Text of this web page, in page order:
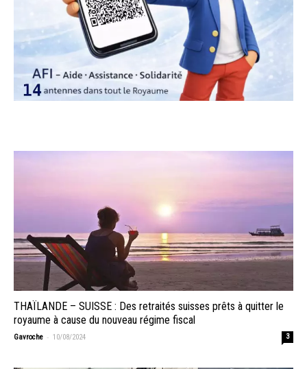
THAÏLANDE – SUISSE : Des retraités suisses prêts à quitter le
royaume à cause du nouveau régime fiscal
Gavroche - 10/08/2024 3